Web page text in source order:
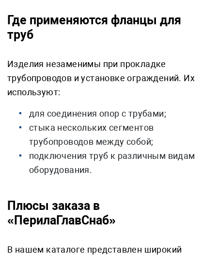
Где применяются фланцы для
труб
Изделия незаменимы при прокладке
трубопроводов и установке ограждений. Их
используют:
для соединения опор с трубами;
стыка нескольких сегментов
трубопроводов между собой;
подключения труб к различным видам
оборудования.
Плюсы заказа в
«ПерилаГлавСнаб»
В нашем каталоге представлен широкий